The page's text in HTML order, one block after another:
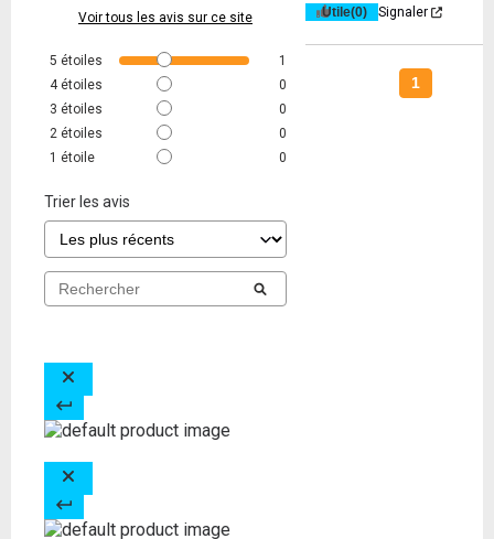
Voir tous les avis sur ce site
5 étoiles
1
4 étoiles
0
3 étoiles
0
2 étoiles
0
1 étoile 0
Trier les avis
Utile(0) Signaler
1